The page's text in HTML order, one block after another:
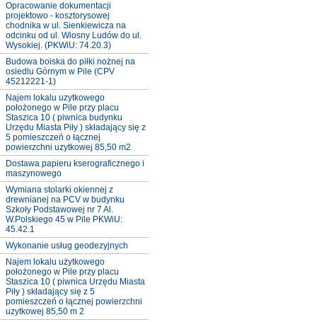
Opracowanie dokumentacji
projektowo - kosztorysowej
chodnika w ul. Sienkiewicza na
odcinku od ul. Wiosny Ludów do ul.
Wysokiej. (PKWiU: 74.20.3)
Budowa boiska do piłki nożnej na
osiedlu Górnym w Pile (CPV
45212221-1)
Najem lokalu uzytkowego
położonego w Pile przy placu
Staszica 10 ( piwnica budynku
Urzędu Miasta Piły ) składający się z
5 pomieszczeń o łącznej
powierzchni uzytkowej 85,50 m2
Dostawa papieru kserograficznego i
maszynowego
Wymiana stolarki okiennej z
drewnianej na PCV w budynku
Szkoły Podstawowej nr 7 Al.
W.Polskiego 45 w Pile PKWiU:
45.42.1
Wykonanie usług geodezyjnych
Najem lokalu użytkowego
położonego w Pile przy placu
Staszica 10 ( piwnica Urzędu Miasta
Piły ) składający się z 5
pomieszczeń o łącznej powierzchni
uzytkowej 85,50 m 2